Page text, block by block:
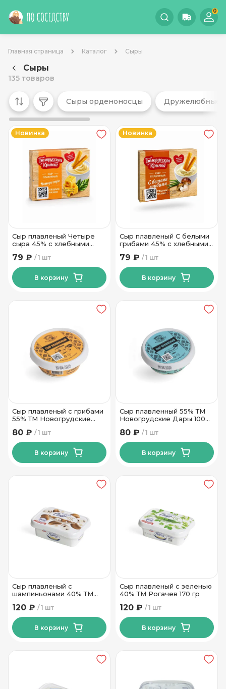
0
Главная страница Каталог Сыры
Сыры
135 товаров
Сыры орденоносцы Дружелюбные
Новинка
Сыр плавленый Четыре
сыра 45% с хлебными
гр
1 шт
79 ₽
В корзину
Новинка
Сыр плавленый С белыми
грибами 45% с хлебными
гр
1 шт
79 ₽
В корзину
Сыр плавленый с грибами
55% ТМ Новогрудские
1 шт
80 ₽
В корзину
Сыр плавленный 55% ТМ
Новогрудские Дары 100
1 шт
80 ₽
В корзину
Сыр плавленый с
шампиньонами 40% ТМ
1 шт
120 ₽
В корзину
Сыр плавленый с зеленью
40% ТМ Рогачев 170 гр
1 шт
120 ₽
В корзину